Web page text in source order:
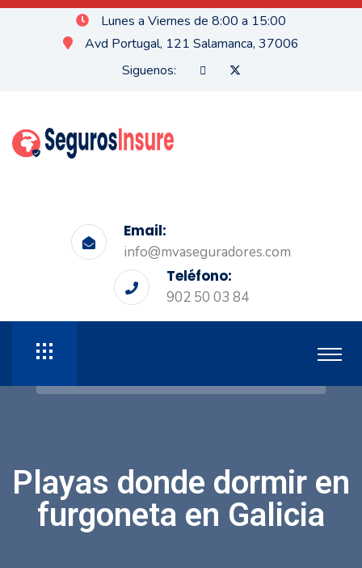
Lunes a Viernes de 8:00 a 15:00
Avd Portugal, 121 Salamanca, 37006
Siguenos:
Email:
info@mvaseguradores.com
Teléfono:
902 50 03 84
Playas donde dormir en
furgoneta en Galicia